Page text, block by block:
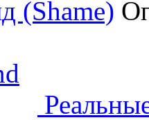
(Shame)